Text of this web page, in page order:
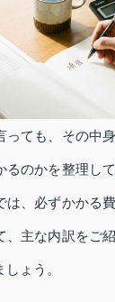
っても、その中
るのかを整理し
は、必ずかかる
、主な内訳をご
ょう。